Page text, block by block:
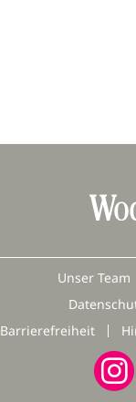
Unser Team
Barrierefreiheit